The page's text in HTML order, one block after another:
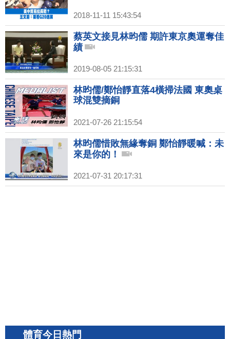
2018-11-11 15:43:54
蔡英文接見林昀儒 期許東京奧運奪佳
績
2019-08-05 21:15:31
林昀儒/鄭怡靜直落4橫掃法國 東奧桌
球混雙摘銅
2021-07-26 21:15:54
林昀儒惜敗無緣奪銅 鄭怡靜暖喊：未
來是你的！
2021-07-31 20:17:31
體育今日熱門